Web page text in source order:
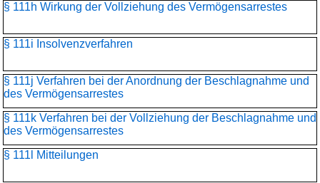
§ 111h Wirkung der Vollziehung des Vermögensarrestes
§ 111i Insolvenzverfahren
§ 111j Verfahren bei der Anordnung der Beschlagnahme und
des Vermögensarrestes
§ 111k Verfahren bei der Vollziehung der Beschlagnahme und
des Vermögensarrestes
§ 111l Mitteilungen